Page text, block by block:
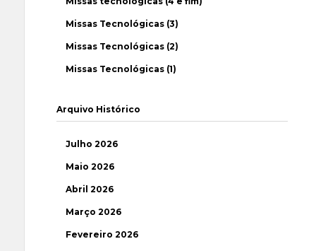
Missas Tecnológicas (3)
Missas Tecnológicas (2)
Missas Tecnológicas (1)
Arquivo Histórico
Julho 2026
Maio 2026
Abril 2026
Março 2026
Fevereiro 2026